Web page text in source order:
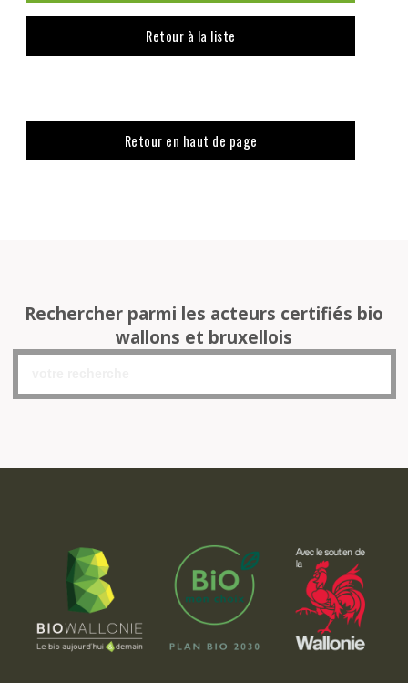
Retour à la liste
Retour en haut de page
Rechercher parmi les acteurs certifiés bio
wallons et bruxellois